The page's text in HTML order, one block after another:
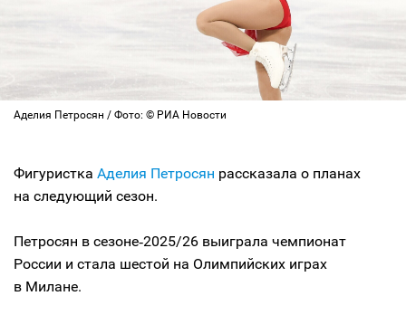
Аделия Петросян / Фото: © РИА Новости
Фигуристка Аделия Петросян рассказала о планах
на следующий сезон.
Петросян в сезоне‑2025/26 выиграла чемпионат
России и стала шестой на Олимпийских играх
в Милане.